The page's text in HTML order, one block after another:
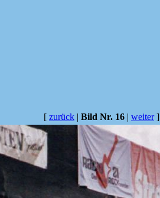
[ zurück | Bild Nr. 16 | weiter]